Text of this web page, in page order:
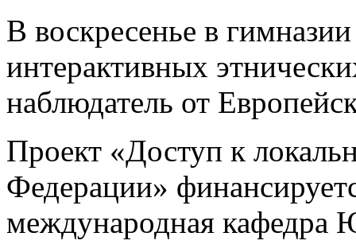
В воскресенье в
интерактивных
наблюдатель от
Проект «Доступ к
Федерации»
международная